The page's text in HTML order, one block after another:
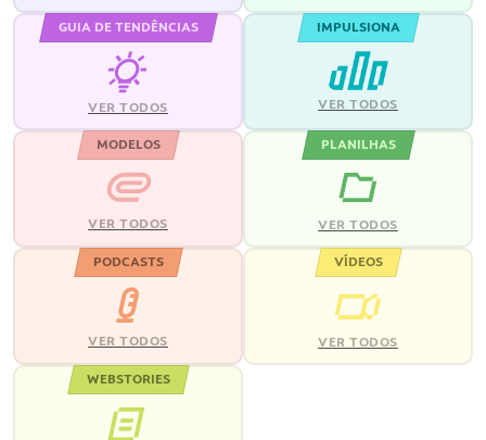
GUIA DE TENDÊNCIAS
VER TODOS
IMPULSIONA
VER TODOS
MODELOS
VER TODOS
PLANILHAS
VER TODOS
PODCASTS
VER TODOS
VÍDEOS
VER TODOS
WEBSTORIES